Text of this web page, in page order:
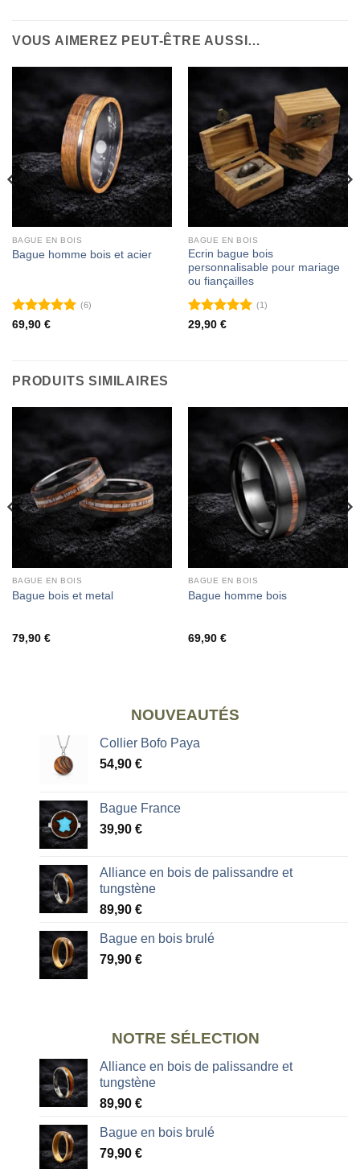
VOUS AIMEREZ PEUT-ÊTRE AUSSI…
BAGUE EN BOIS
Bague homme bois et acier
Note 5sur
(6)
69,90 €
BAGUE EN BOIS
Ecrin bague bois
personnalisable pour mariage
ou fiançailles
Note 5sur
(1)
29,90 €
PRODUITS SIMILAIRES
BAGUE EN BOIS
Bague bois et metal
79,90 €
BAGUE EN BOIS
Bague homme bois
69,90 €
NOUVEAUTÉS
Collier Bofo Paya
54,90 €
Bague France
39,90 €
Alliance en bois de palissandre et
tungstène
89,90 €
Bague en bois brulé
79,90 €
NOTRE SÉLECTION
Alliance en bois de palissandre et
tungstène
89,90 €
Bague en bois brulé
79,90 €